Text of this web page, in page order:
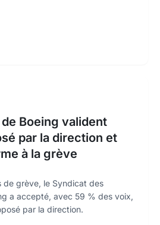
Boeing valident
par la direction et
à la grève
de grève, le Syndicat des
a accepté, avec 59 % des voix,
par la direction.